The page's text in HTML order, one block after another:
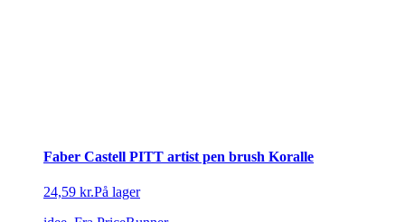
Faber Castell PITT artist pen brush Koralle
24,59 kr.På lager